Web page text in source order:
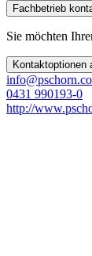
Fachbetrieb
Sie möchten
Kontaktoptionen
0431 990193-0
http://